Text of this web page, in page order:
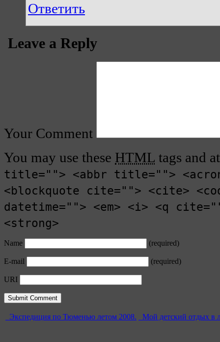
Ответить
Leave a Reply
Your Comment
You may use these HTML tags and
title=""> <abbr title="">
<blockquote cite=""> <cite>
datetime=""> <em> <i> <q
<strong>
Name (required)
E-mail (required)
URI
Экспедиция по Тюменью летом 2008. Мой детский отдых в